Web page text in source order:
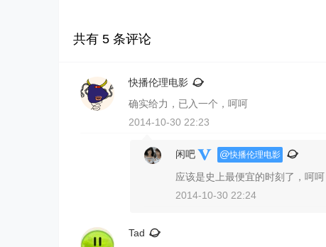
共有 5 条评论
快播伦理电影
确实给力，已入一个，呵呵
2014-10-30 22:23
闲吧 @快播伦理电影
应该是史上最便宜的时刻了，呵呵
2014-10-30 22:24
Tad